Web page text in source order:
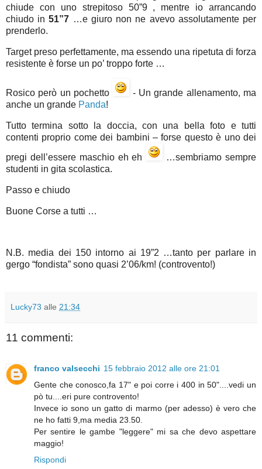
chiude con uno strepitoso 50”9 , mentre io arrancando
chiudo in51”7 …e giuro non ne avevo assolutamente per
prenderlo.
Target preso perfettamente, ma essendo una ripetuta di forza
resistente è forse un po’ troppo forte …
Rosico però un pochetto
- Un grande allenamento, ma
anche un grande Panda!
Tutto termina sotto la doccia, con una bella foto e tutti
contenti proprio come dei bambini – forse questo è uno dei
pregi dell’essere maschio eh eh
…sembriamo sempre
studenti in gita scolastica.
Passo e chiudo
Buone Corse a tutti …
N.B. media dei 150 intorno ai 19”2 …tanto per parlare in
gergo “fondista” sono quasi 2’06/km! (controvento!)
Lucky73 alle 21:34
11 commenti:
franco valsecchi 15 febbraio 2012 alle ore 21:01
Gente che conosco,fa 17" e poi corre i 400 in 50"....vedi un
pò tu....eri pure controvento!
Invece io sono un gatto di marmo (per adesso) è vero che
ne ho fatti 9,ma media 23.50.
Per sentire le gambe "leggere" mi sa che devo aspettare
maggio!
Rispondi